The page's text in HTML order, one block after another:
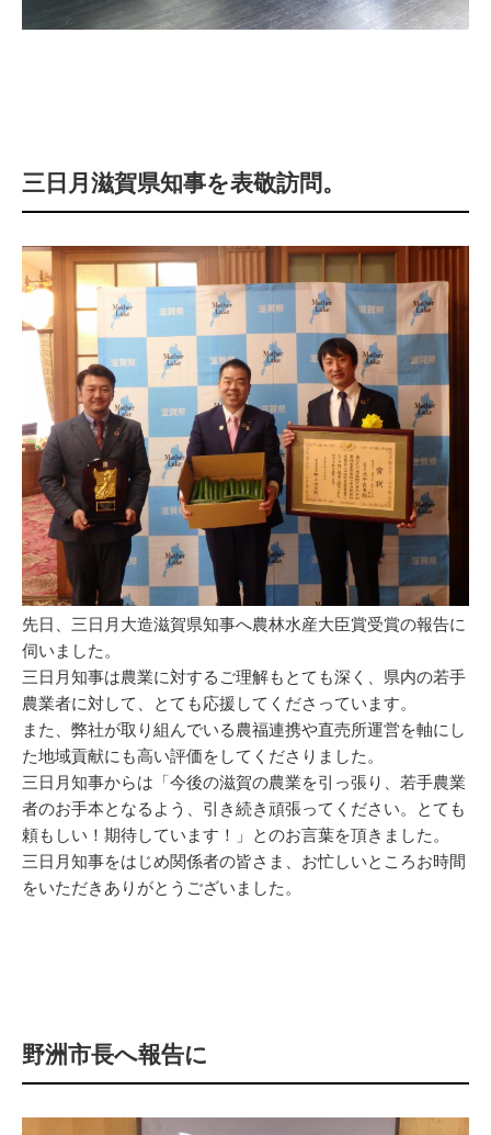
三日月滋賀県知事を表敬訪問。
先日、三日月大造滋賀県知事へ農林水産大臣賞受賞の報告に
伺いました。
三日月知事は農業に対するご理解もとても深く、県内の若手
農業者に対して、とても応援してくださっています。
また、弊社が取り組んでいる農福連携や直売所運営を軸にし
た地域貢献にも高い評価をしてくださりました。
三日月知事からは「今後の滋賀の農業を引っ張り、若手農業
者のお手本となるよう、引き続き頑張ってください。とても
頼もしい！期待しています！」とのお言葉を頂きました。
三日月知事をはじめ関係者の皆さま、お忙しいところお時間
をいただきありがとうございました。
野洲市長へ報告に